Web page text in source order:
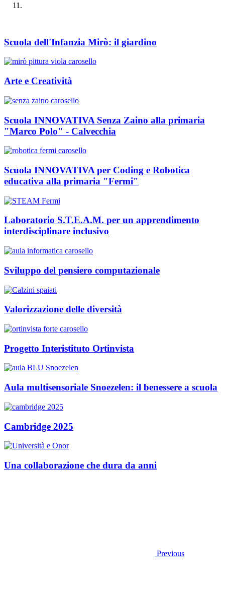
Scuola dell'Infanzia Mirò: il giardino
Arte e Creatività
Scuola INNOVATIVA Senza Zaino alla primaria
"Marco Polo" - Calvecchia
Scuola INNOVATIVA per Coding e Robotica
educativa alla primaria "Fermi"
Laboratorio S.T.E.A.M. per un apprendimento
interdisciplinare inclusivo
Sviluppo del pensiero computazionale
Valorizzazione delle diversità
Progetto Interistituto Ortinvista
Aula multisensoriale Snoezelen: il benessere a scuola
Cambridge 2025
Una collaborazione che dura da anni
Previous